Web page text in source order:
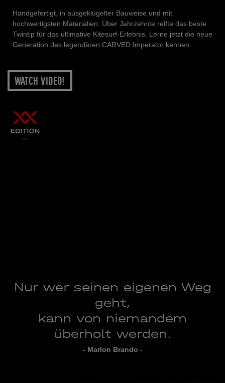
Handgefertigt, in ausgeklügelter Bauweise und mit
hochwertigsten Materialien. Über Jahrzehnte reifte das beste
Twintip für das ultimative Kitesurf-Erlebnis. Lerne jetzt die neue
Generation des legendären CARVED Imperator kennen.
WATCH VIDEO!
Nur wer seinen eigenen Weg
geht,
kann von niemandem
überholt werden.
- Marlon Brando -